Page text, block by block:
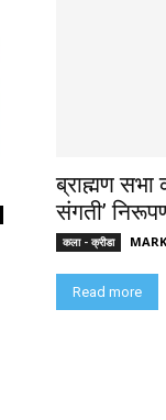
ब्राह्मण सभा
संगती’
कला - क्रीडा
Read more